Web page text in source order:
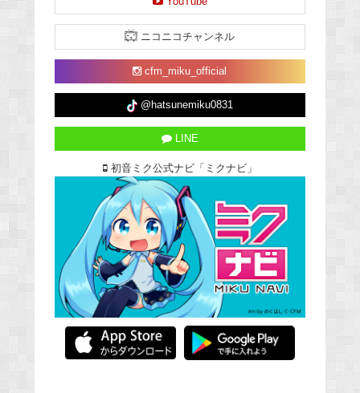
ニコニコチャンネル
cfm_miku_official
@hatsunemiku0831
LINE
初音ミク公式ナビ「ミクナビ」